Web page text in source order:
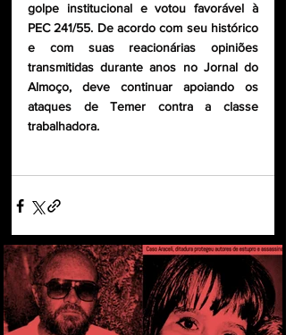
golpe institucional e votou favorável à
PEC 241/55. De acordo com seu histórico
e com suas reacionárias opiniões
transmitidas durante anos no Jornal do
Almoço, deve continuar apoiando os
ataques de Temer contra a classe
trabalhadora.